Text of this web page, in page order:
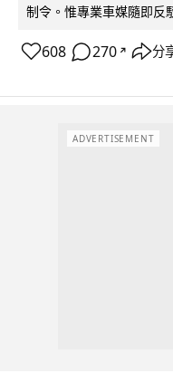
制令。惟專業車媒隨即反
608 270 ↗ 分
ADVERTISEMENT